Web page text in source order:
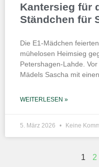
Kantersieg für
Ständchen für
Die E1-Mädchen
mühelosen Heimsieg
Petershagen-Lahde.
Mädels Sascha mit
WEITERLESEN »
5. März 2026 Keine
1 2